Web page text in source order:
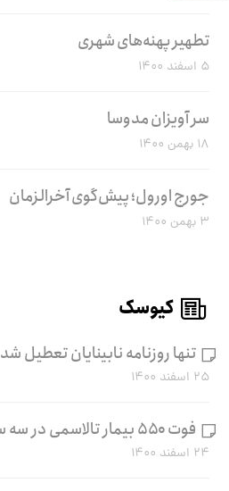
تطهیر پهنه‌های شهری
۵ اسفند ۱۴۰۰
سر آویزان مدوسا
۱۸ بهمن ۱۴۰۰
جورج اورول؛ پیش‌گوی آخرالزمان
۳ بهمن ۱۴۰۰
کیوسک
تنها روزنامه نابینایان تعطیل شد
۲۵ اسفند ۱۴۰۰
فوت ۵۵۰ بیمار تالاسمی در سه سال اخیر
۲۴ اسفند ۱۴۰۰